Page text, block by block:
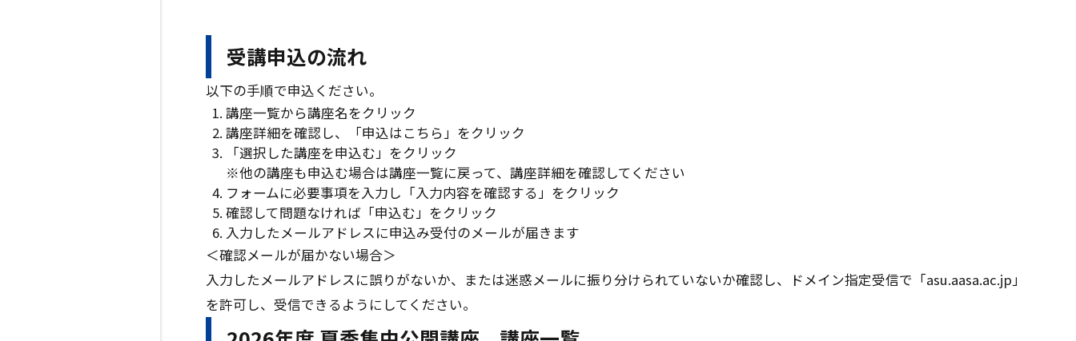
受講申込の流れ
以下の手順で申込ください。
講座一覧から講座名をクリック
講座詳細を確認し、「申込はこちら」をクリック
「選択した講座を申込む」をクリック
※他の講座も申込む場合は講座一覧に戻って、講座詳細を確認してください
フォームに必要事項を入力し「入力内容を確認する」をクリック
確認して問題なければ「申込む」をクリック
入力したメールアドレスに申込み受付のメールが届きます
＜確認メールが届かない場合＞
入力したメールアドレスに誤りがないか、または迷惑メールに振り分けられていないか確認し、ドメイン指定受信で「asu.aasa.ac.jp」
を許可し、受信できるようにしてください。